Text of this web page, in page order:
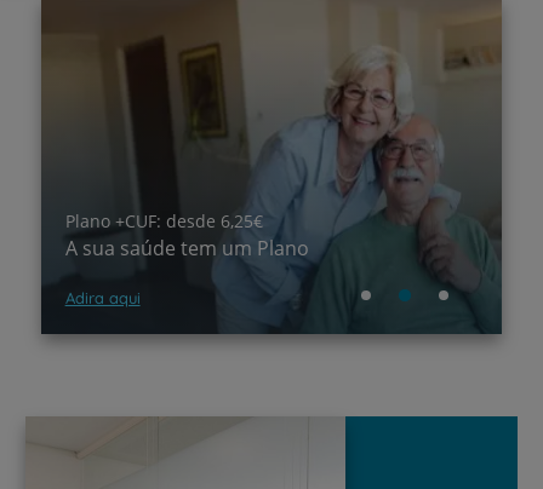
Plano +CUF: desde 6,25€
A sua saúde tem um Plano
Adira aqui